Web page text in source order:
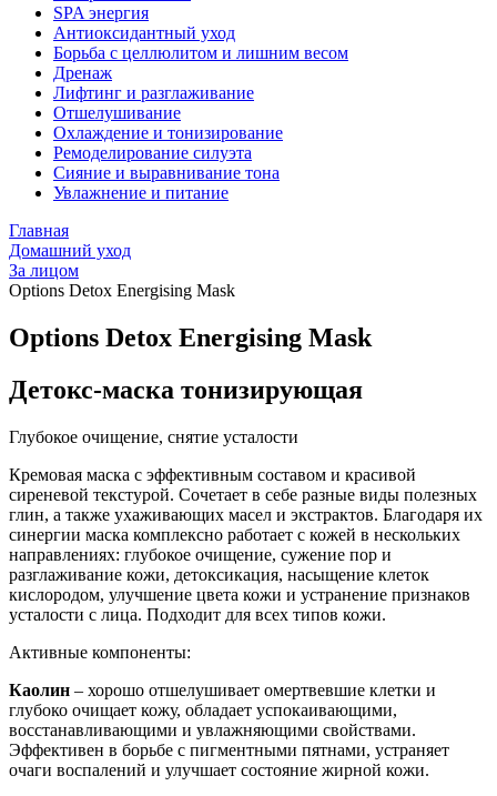
SPA энергия
Антиоксидантный уход
Борьба с целлюлитом и лишним весом
Дренаж
Лифтинг и разглаживание
Отшелушивание
Охлаждение и тонизирование
Ремоделирование силуэта
Сияние и выравнивание тона
Увлажнение и питание
Главная
Домашний уход
За лицом
Options Detox Energising Mask
Options Detox Energising Mask
Детокс-маска тонизирующая
Глубокое очищение, снятие усталости
Кремовая маска с эффективным составом и красивой
сиреневой текстурой. Сочетает в себе разные виды полезных
глин, а также ухаживающих масел и экстрактов. Благодаря их
синергии маска комплексно работает с кожей в нескольких
направлениях: глубокое очищение, сужение пор и
разглаживание кожи, детоксикация, насыщение клеток
кислородом, улучшение цвета кожи и устранение признаков
усталости с лица. Подходит для всех типов кожи.
Активные компоненты:
Каолин – хорошо отшелушивает омертвевшие клетки и
глубоко очищает кожу, обладает успокаивающими,
восстанавливающими и увлажняющими свойствами.
Эффективен в борьбе с пигментными пятнами, устраняет
очаги воспалений и улучшает состояние жирной кожи.